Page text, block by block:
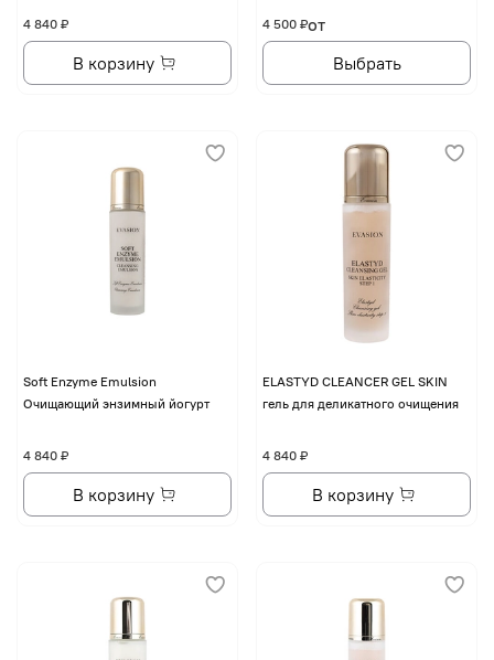
4 840 ₽
В корзину
от
4 500 ₽
Выбрать
Soft Enzyme Emulsion
Очищающий энзимный йогурт
4 840 ₽
В корзину
ELASTYD CLEANCER GEL SKIN
гель для деликатного очищения
4 840 ₽
В корзину